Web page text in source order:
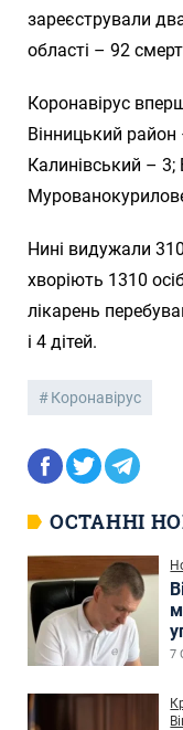
зареєстрували
області – 92
Коронавірус
Вінницький
Калинівський – 3;
Нині видужали
хворіють 1310
лікарень
і 4 дітей.
Коронавірус
ОСТАННІ
7